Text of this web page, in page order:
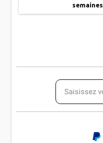
semaines